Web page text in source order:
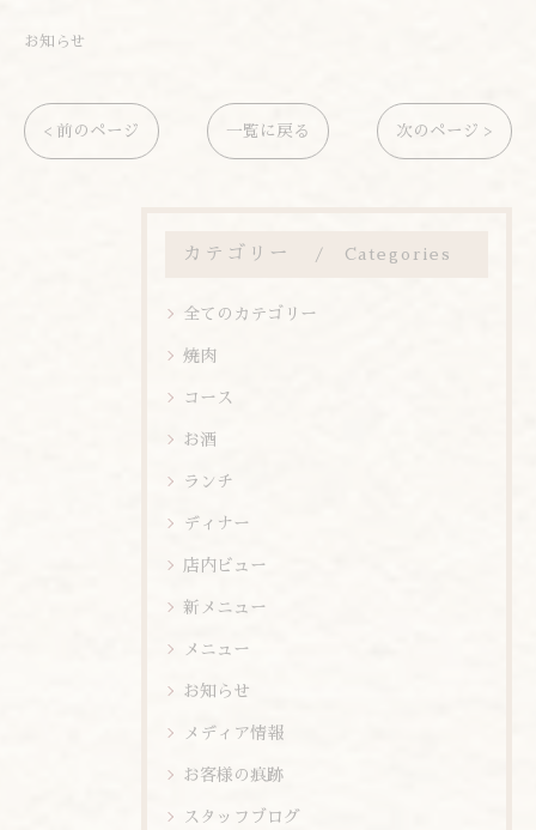
お知らせ
< 前のページ 一覧に戻る 次のページ >
カテゴリー Categories
全てのカテゴリー
焼肉
コース
お酒
ランチ
ディナー
店内ビュー
新メニュー
メニュー
お知らせ
メディア情報
お客様の痕跡
スタッフブログ